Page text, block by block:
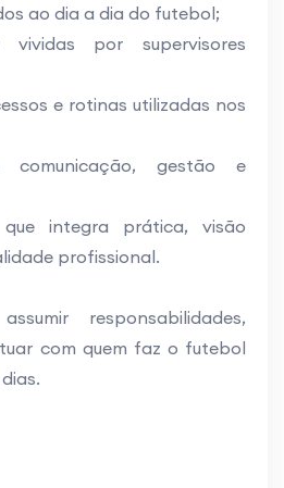
ao dia a dia do futebol;
por supervisores
e rotinas utilizadas nos
gestão e
integra prática, visão
profissional.
responsabilidades,
com quem faz o futebol